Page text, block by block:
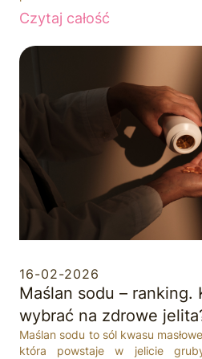
związki zwane witanolidami,
równowagę organizmu.
Czytaj całość
16-02-2026
Maślan sodu – ranking.
wybrać na zdrowe
Maślan sodu to sól kwasu
która powstaje w jelicie